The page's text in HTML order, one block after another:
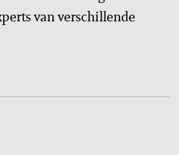
van verschillende